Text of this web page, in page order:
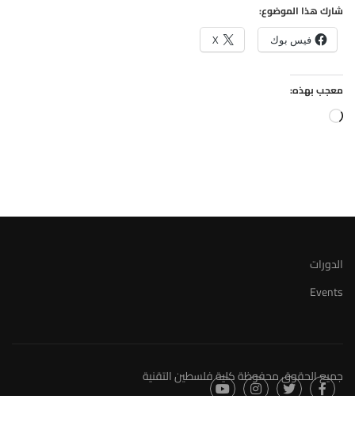
شارك هذا الموضوع:
فيس بوك X
معجب بهذه:
جاري
الدورات
Events
جميع الحقوق محفوظة كلية فلسطين التقنية